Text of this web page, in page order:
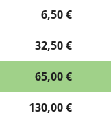
6,50 €
32,50 €
65,00 €
130,00 €